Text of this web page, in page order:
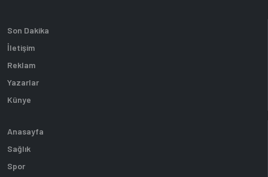
Son Dakika
İletişim
Reklam
Yazarlar
Künye
Anasayfa
Sağlık
Spor